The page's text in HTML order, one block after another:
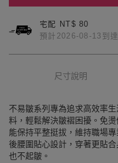
宅配 NT$ 80
預計2026-08-13到達
尺寸說明
不易皺系列專為追求高效率
料，輕鬆解決皺褶困擾。免
能保持平整挺拔，維持職場
後腰圍貼心設計，穿著更貼
也不起皺。